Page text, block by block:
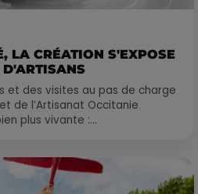
LA CRÉATION S'EXPOSE
D'ARTISANS
et des visites au pas de charge
de l’Artisanat Occitanie
plus vivante :...